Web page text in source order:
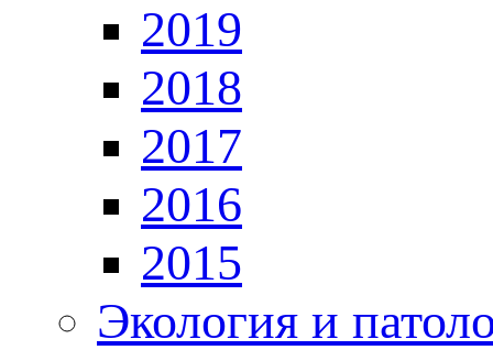
2019
2018
2017
2016
2015
Экология и